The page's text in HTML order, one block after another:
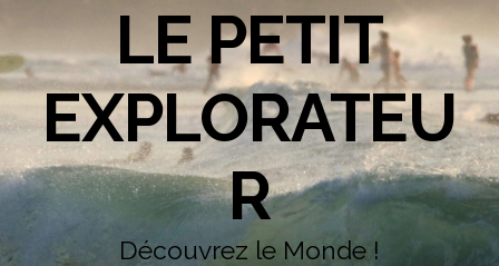
LE PETIT
EXPLORATEU
R
Découvrez le Monde !